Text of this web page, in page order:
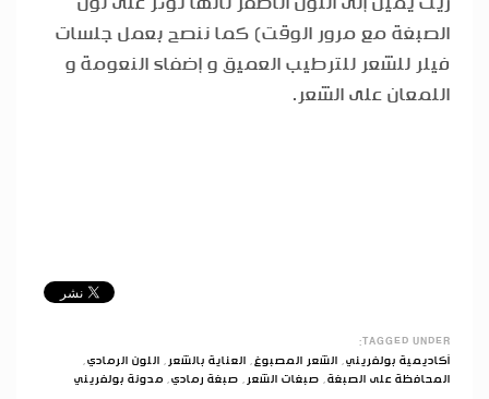
الصبغة مع مرور الوقت) كما ننصح بعمل جلسات
فيلر للشعر للترطيب العميق و إضفاء النعومة و
اللمعان على الشعر.
TAGGED UNDER:
أكاديمية بولفريني, الشعر المصبوغ, العناية بالشعر, اللون الرمادي,
المحافظة على الصبغة, صبغات الشعر, صبغة رمادي, مدونة بولفريني